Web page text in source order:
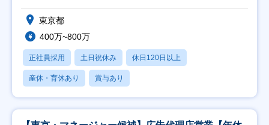
東京都
400万~800万
正社員採用 土日祝休み 休日120日以上
産休・育休あり 賞与あり